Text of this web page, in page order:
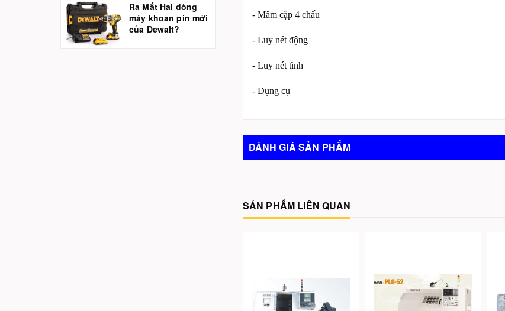
Ra Mắt Hai dòng
máy khoan pin mới
của Dewalt?
- Mâm cặp 4 chấu
- Luy nét động
- Luy nét tĩnh
- Dụng cụ
ĐÁNH GIÁ SẢN PHẨM
SẢN PHẨM LIÊN QUAN